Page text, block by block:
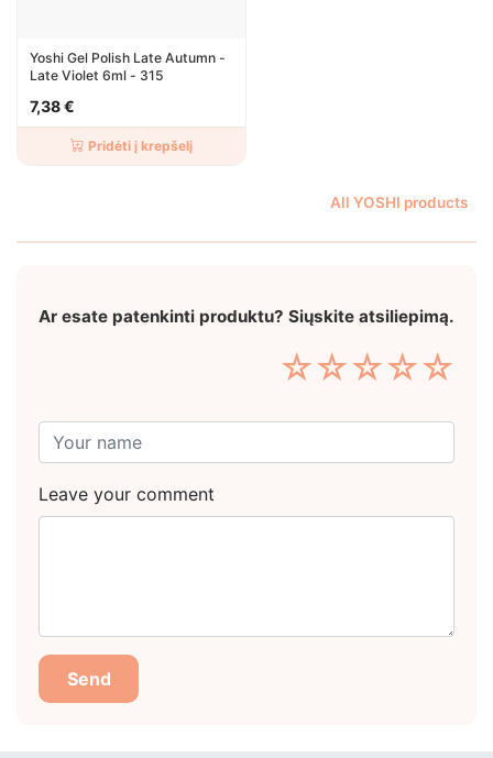
Yoshi Gel Polish Late Autumn -
Late Violet 6ml - 315
7,38 €
Pridėti į krepšelį
All YOSHI products
Ar esate patenkinti produktu? Siųskite atsiliepimą.
☆
☆
☆
☆
☆
Leave your comment
Send